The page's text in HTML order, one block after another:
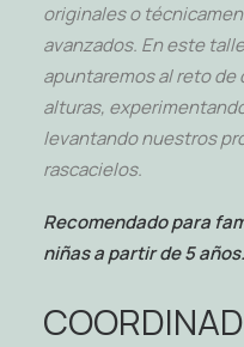
originales o
avanzados. En este
apuntaremos al reto de
alturas,
levantando nuestros
rascacielos.
Recomendado para
niñas a partir de 5 años.